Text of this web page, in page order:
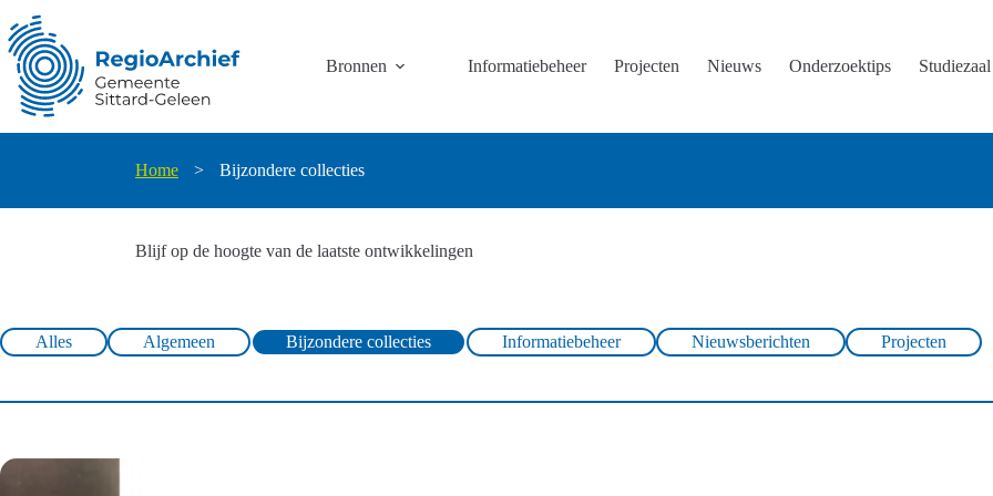
naar
de
inhoud
Bronnen Informatiebeheer Projecten Nieuws Onderzoektips Studiezaal
Home > Bijzondere collecties
Blijf op de hoogte van de laatste ontwikkelingen
Alles Algemeen Bijzondere collecties Informatiebeheer Nieuwsberichten Projecten